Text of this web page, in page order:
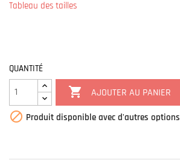
Tableau des tailles
QUANTITÉ
 AJOUTER AU PANIER
 Produit disponible avec d'autres options